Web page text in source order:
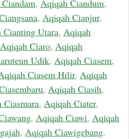
, Aqiqah Ciandum,
, Aqiqah Cianjur,
Cianting Utara, Aqiqah
Aqiqah Ciaro, Aqiqah
Udik, Aqiqah Ciasem,
Ciasem Hilir, Aqiqah
, Aqiqah Ciasih,
Ciasmara, Aqiqah Ciater,
, Aqiqah Ciawi, Aqiqah
, Aqiqah Ciawigebang,